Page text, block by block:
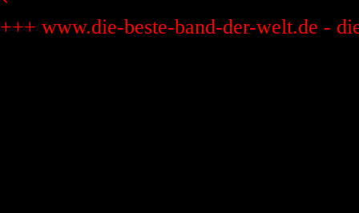
+++ www.die-beste-band-der-welt.de -